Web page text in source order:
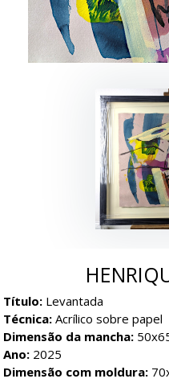
Título: Levantada
Técnica:Acrílico sobre papel
Dimensão da mancha:
Ano: 2025
Dimensão com moldura: